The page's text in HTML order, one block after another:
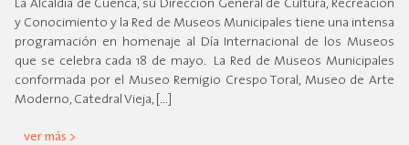
La Alcaldía de Cuenca, su Dirección General de Cultura, Recreación
y Conocimiento y la Red de Museos Municipales tiene una intensa
programación en homenaje al Día Internacional de los Museos
que se celebra cada 18 de mayo. La Red de Museos Municipales
conformada por el Museo Remigio Crespo Toral, Museo de Arte
Moderno, Catedral Vieja, […]
ver más >